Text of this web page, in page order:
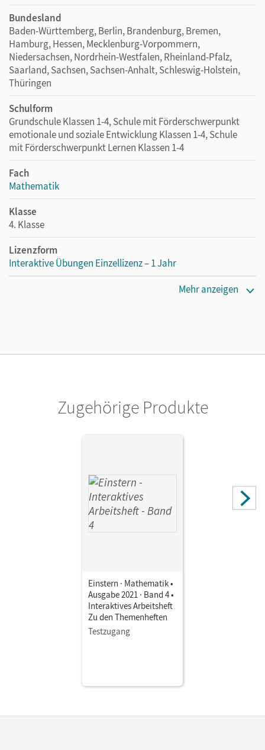
Bundesland
Baden-Württemberg, Berlin, Brandenburg, Bremen,
Hamburg, Hessen, Mecklenburg-Vorpommern,
Niedersachsen, Nordrhein-Westfalen, Rheinland-Pfalz,
Saarland, Sachsen, Sachsen-Anhalt, Schleswig-Holstein,
Thüringen
Schulform
Grundschule Klassen 1-4, Schule mit Förderschwerpunkt
emotionale und soziale Entwicklung Klassen 1-4, Schule
mit Förderschwerpunkt Lernen Klassen 1-4
Fach
Mathematik
Klasse
4. Klasse
Lizenzform
Interaktive Übungen Einzellizenz – 1 Jahr
einer Laufzeit von einem Jahr
Mehr anzeigen
Zugehörige Produkte
Einstern · Mathematik •
Ausgabe 2021 · Band 4 •
Interaktives Arbeitsheft
Zu den Themenheften
Testzugang